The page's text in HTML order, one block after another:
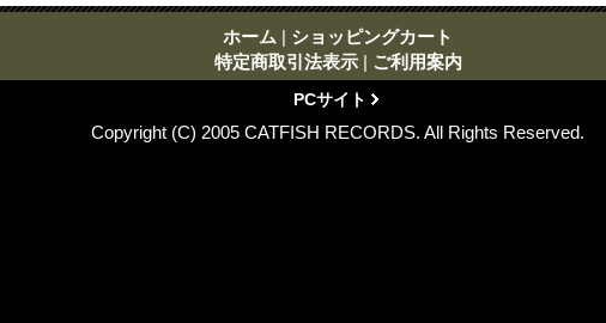
ホーム | ショッピングカート
特定商取引法表示 | ご利用案内
PCサイト
Copyright (C) 2005 CATFISH RECORDS. All Rights Reserved.